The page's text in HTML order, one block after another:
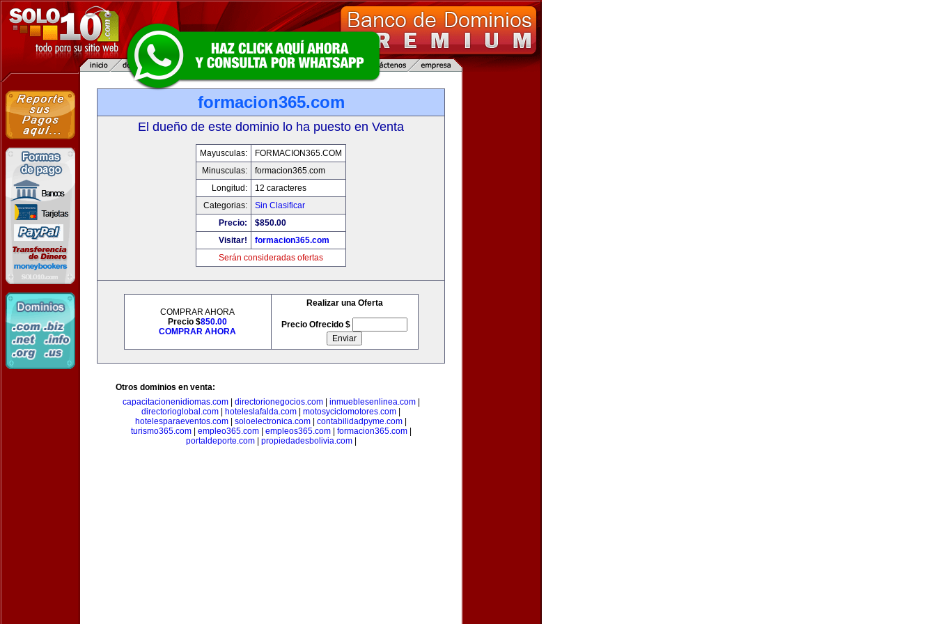
formacion365.com
El dueño de este dominio lo ha puesto en Venta
Mayusculas:
FORMACION365.COM
Minusculas:
formacion365.com
Longitud:
12 caracteres
Categorias:
Sin Clasificar
Precio:
$850.00
Visitar!
formacion365.com
Serán consideradas ofertas
COMPRAR AHORA
Precio $850.00
COMPRAR AHORA
Realizar una Oferta
Precio Ofrecido $
Otros dominios en venta:
capacitacionenidiomas.com| directorionegocios.com| inmueblesenlinea.com|
directorioglobal.com
hoteleslafalda.com motosyciclomotores.com
hotelesparaeventos.com
soloelectronica.com contabilidadpyme.com
turismo365.com| empleo365.com| empleos365.com| formacion365.com|
portaldeporte.com| propiedadesbolivia.com|